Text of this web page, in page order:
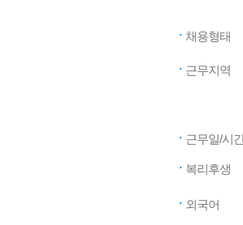
채용형태
근무지역
근무일/시
복리후생
외국어